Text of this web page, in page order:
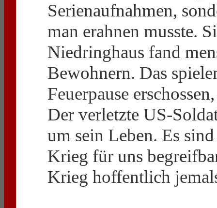
Serienaufnahmen,
man erahnen musste.
Niedringhaus fand
Bewohnern. Das
Feuerpause
Der verletzte US-
um sein Leben. Es
Krieg für uns
Krieg hoffentlich